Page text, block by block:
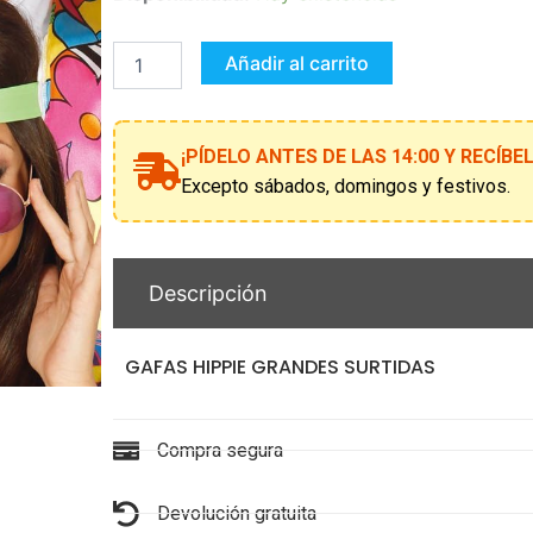
HIPPIE
SURTIDAS
Añadir al carrito
¡PÍDELO ANTES DE LAS 14:00 Y
Excepto sábados, domingos y festivos.
Descripción
GAFAS HIPPIE GRANDES SURTIDAS
Compra segura
Devolución gratuita